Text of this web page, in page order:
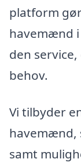
platform
havemænd
den
behov.
Vi tilbyder
havemænd,
samt